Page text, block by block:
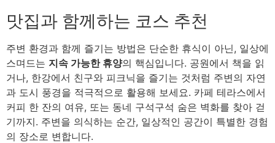
맛집과 함께하는 코스 추천
주변 환경과 함께 즐기는 방법은 단순한 휴식이 아닌, 일상에
스며드는 지속 가능한 휴양의 핵심입니다. 공원에서 책을 읽
거나, 한강에서 친구와 피크닉을 즐기는 것처럼 주변의 자연
과 도시 풍경을 적극적으로 활용해 보세요. 카페 테라스에서
커피 한 잔의 여유, 또는 동네 구석구석 숨은 벽화를 찾아 걷
기까지. 주변을 의식하는 순간, 일상적인 공간이 특별한 경험
의 장소로 변합니다.